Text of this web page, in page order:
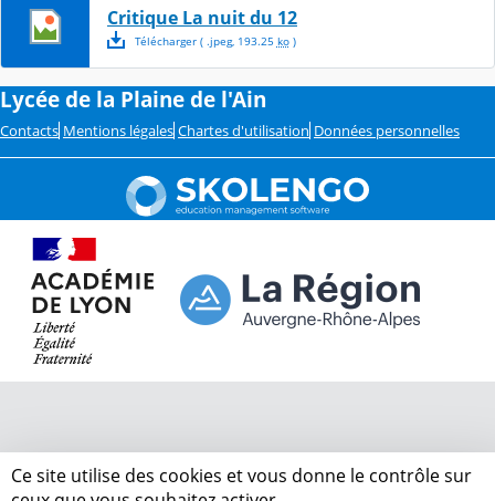
Critique La nuit du 12
Télécharger( .jpeg, 193.25 ko)
Lycée de la Plaine de l'Ain
Contacts Mentions légales Chartes d'utilisation Données personnelles
Ce site utilise des cookies et vous donne le contrôle sur